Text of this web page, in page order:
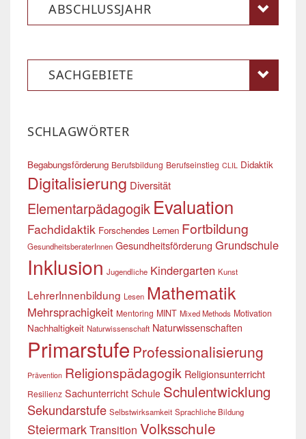
ABSCHLUSSJAHR
SACHGEBIETE
SCHLAGWÖRTER
Begabungsförderung Berufsbildung Berufseinstieg CLIL Didaktik
Digitalisierung Diversität
Elementarpädagogik Evaluation
Fachdidaktik Forschendes Lernen Fortbildung
GesundheitsberaterInnen Gesundheitsförderung Grundschule
Inklusion Jugendliche Kindergarten Kunst
LehrerInnenbildung Lesen Mathematik
Mehrsprachigkeit Mentoring MINT Mixed Methods Motivation
Nachhaltigkeit Naturwissenschaft Naturwissenschaften
Primarstufe Professionalisierung
Prävention Religionspädagogik Religionsunterricht
Resilienz Sachunterricht Schule Schulentwicklung
Sekundarstufe Selbstwirksamkeit Sprachliche Bildung
SteiermarkTransition Volksschule